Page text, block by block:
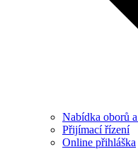
Nabídka oborů
Přijímací řízení
Online přihláška